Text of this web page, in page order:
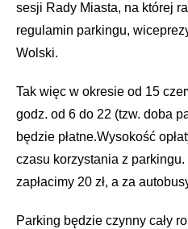
sesji Rady Miasta, na której
regulamin parkingu,
Wolski.
Tak więc w okresie od 15
godz. od 6 do 22 (tzw. doba
będzie płatne.Wysokość
czasu korzystania z
zapłacimy 20 zł, a za
Parking będzie czynny cały